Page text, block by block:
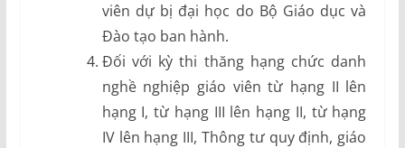
viên dự bị đại học do Bộ Giáo dục và
Đào tạo ban hành.
Đối với kỳ thi thăng hạng chức danh
nghề nghiệp giáo viên từ hạng II lên
hạng I, từ hạng III lên hạng II, từ hạng
IV lên hạng III, Thông tư quy định, giáo